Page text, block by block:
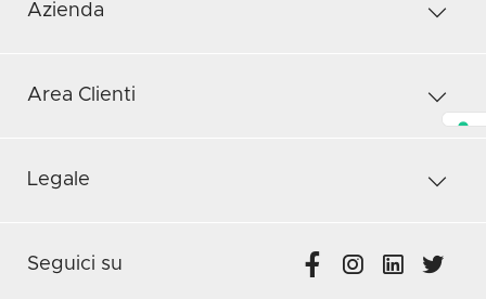
Azienda
Area Clienti
Legale
Seguici su